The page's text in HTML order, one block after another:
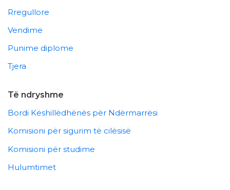
Rregullore
Vendime
Punime diplome
Tjera
Të ndryshme
Bordi Këshillëdhënës për Ndërmarrësi
Komisioni për sigurim të cilësisë
Komisioni për studime
Hulumtimet